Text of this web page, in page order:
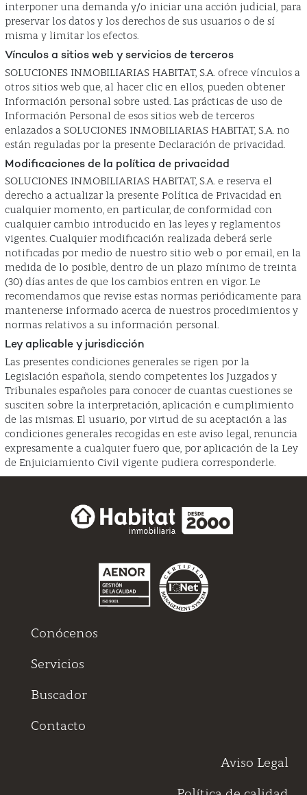
interponer una demanda y/o iniciar una acción judicial, para
preservar los datos y los derechos de sus usuarios o de sí
misma y limitar los efectos.
Vínculos a sitios web y servicios de terceros
SOLUCIONES INMOBILIARIAS HABITAT, S.A. ofrece vínculos a
otros sitios web que, al hacer clic en ellos, pueden obtener
Información personal sobre usted. Las prácticas de uso de
Información Personal de esos sitios web de terceros
enlazados a SOLUCIONES INMOBILIARIAS HABITAT, S.A. no
están reguladas por la presente Declaración de privacidad.
Modificaciones de la política de privacidad
SOLUCIONES INMOBILIARIAS HABITAT, S.A. e reserva el
derecho a actualizar la presente Política de Privacidad en
cualquier momento, en particular, de conformidad con
cualquier cambio introducido en las leyes y reglamentos
vigentes. Cualquier modificación realizada deberá serle
notificadas por medio de nuestro sitio web o por email, en la
medida de lo posible, dentro de un plazo mínimo de treinta
(30) días antes de que los cambios entren en vigor. Le
recomendamos que revise estas normas periódicamente para
mantenerse informado acerca de nuestros procedimientos y
normas relativos a su información personal.
Ley aplicable y jurisdicción
Las presentes condiciones generales se rigen por la
Legislación española, siendo competentes los Juzgados y
Tribunales españoles para conocer de cuantas cuestiones se
susciten sobre la interpretación, aplicación e cumplimiento
de las mismas. El usuario, por virtud de su aceptación a las
condiciones generales recogidas en este aviso legal, renuncia
expresamente a cualquier fuero que, por aplicación de la Ley
de Enjuiciamiento Civil vigente pudiera corresponderle.
Conócenos
Servicios
Buscador
Contacto
Aviso Legal